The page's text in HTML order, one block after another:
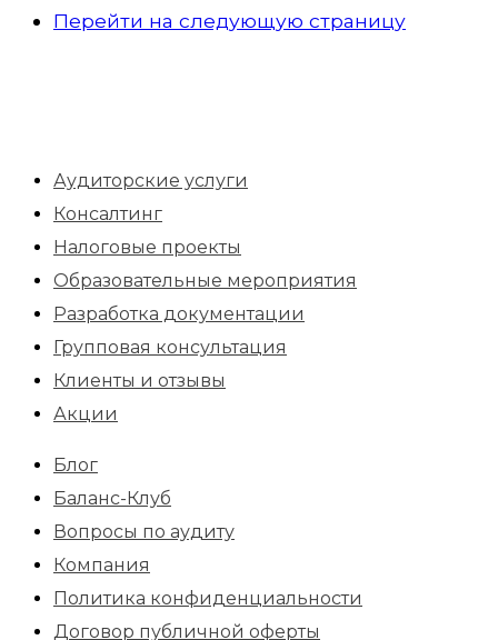
Перейти на следующую страницу
Аудиторские услуги
Консалтинг
Налоговые проекты
Образовательные мероприятия
Разработка документации
Групповая консультация
Клиенты и отзывы
Акции
Блог
Баланс-Клуб
Вопросы по аудиту
Компания
Политика конфиденциальности
Договор публичной оферты